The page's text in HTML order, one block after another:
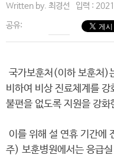
Written by. 최경선 입력 :
공유:
국가보훈처(이하 보훈처)
비하여 비상 진료체계를 강
불편을 없도록 지원을 강화
이를 위해 설 연휴 기간에
주) 보훈병원에서는 응급